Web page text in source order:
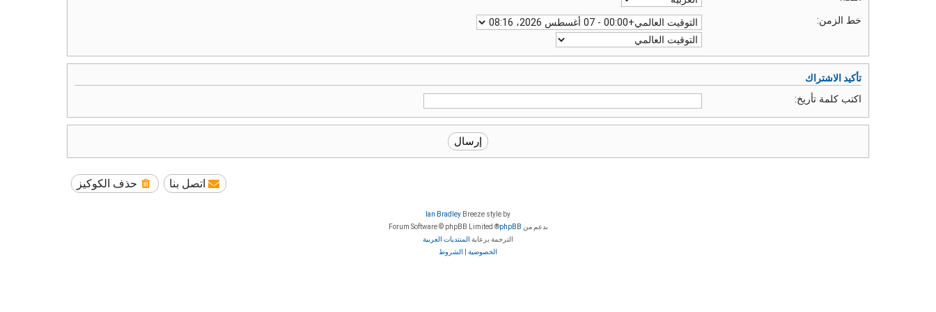
خط الزمن:
تأكيد الاشتراك
اكتب كلمة تأريخ:
حذف الكوكيز اتصل بنا
Breeze style by
Ian Bradley
بدعم من phpBB
® Forum Software © phpBB Limited
الترجمة برعاية المنتديات العربية
الخصوصية
الشروط